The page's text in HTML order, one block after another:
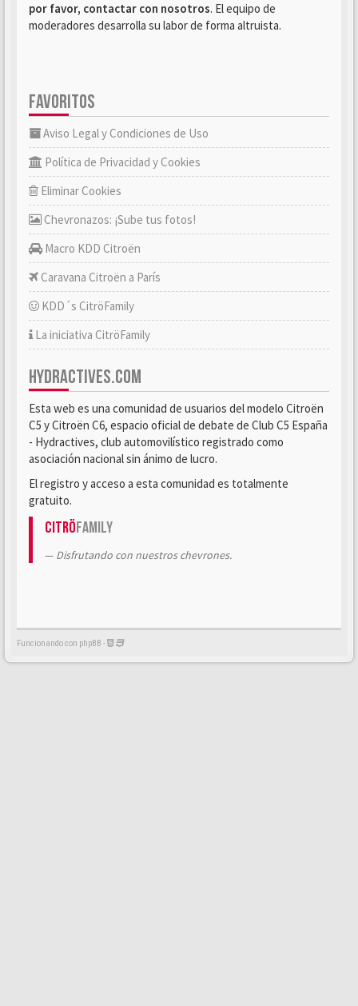
por favor, contactar con nosotros. El equipo de
moderadores desarrolla su labor de forma altruista.
FAVORITOS
Aviso Legal y Condiciones de Uso
Política de Privacidad y Cookies
Eliminar Cookies
Chevronazos: ¡Sube tus fotos!
Macro KDD Citroën
Caravana Citroën a París
KDD´s CitröFamily
La iniciativa CitröFamily
HYDRACTIVES.COM
Esta web es una comunidad de usuarios del modelo Citroën
C5 y Citroën C6, espacio oficial de debate de Club C5 España
- Hydractives, club automovilístico registrado como
asociación nacional sin ánimo de lucro.
El registro y acceso a esta comunidad es totalmente
gratuito.
CitröFamily
Disfrutando con nuestros chevrones.
Funcionando con phpBB -